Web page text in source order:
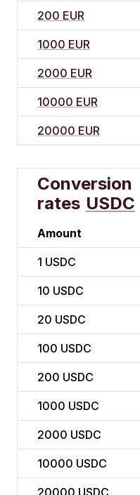
200 EUR
1000 EUR
2000 EUR
10000 EUR
20000 EUR
Conversion
rates USDC
Amount
1 USDC
10 USDC
20 USDC
100 USDC
200 USDC
1000 USDC
2000 USDC
10000 USDC